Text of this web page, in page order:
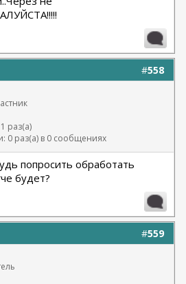
#558
раз(а)
0 раз(а) в 0 сообщениях
попросить обработать
будет?
#559